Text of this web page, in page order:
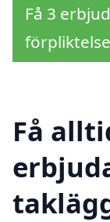
Få 3
Få